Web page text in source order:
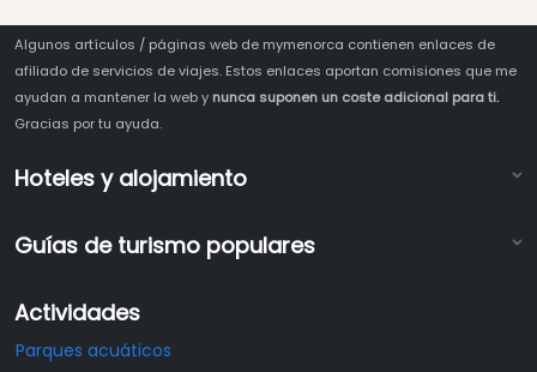
Algunos artículos / páginas web de mymenorca contienen enlaces de
afiliado de servicios de viajes. Estos enlaces aportan comisiones que me
ayudan a mantener la web y nunca suponen un coste adicional para ti.
Gracias por tu ayuda.
Hoteles y alojamiento
Guías de turismo populares
Actividades
Parques acuáticos